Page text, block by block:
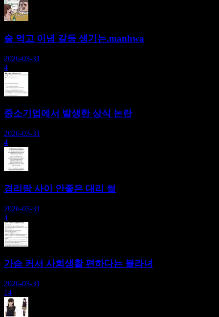
술 먹고 이념 갈등 생기는.manhwa
2026-03-31
4
중소기업에서 발생한 상식 논란
2026-03-31
4
경리랑 사이 안좋은 대리 썰
2026-03-31
4
가슴 커서 사회생활 편하다는 블라녀
2026-03-31
14